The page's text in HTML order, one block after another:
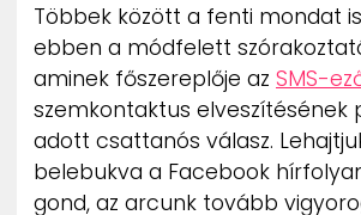
KULT
UTCA
ZENE
Többek között a fenti mondat
ebben a módfelett
aminek főszereplője az SMS-
szemkontaktus elveszítésének
adott csattanós válasz.
belebukva a Facebook
gond, az arcunk tovább